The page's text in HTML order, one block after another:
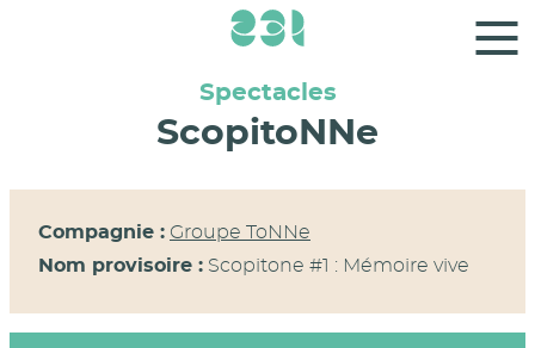
Panneau de gestion des cookies
Spectacles
ScopitoNNe
Compagnie : Groupe ToNNe
Nom provisoire : Scopitone #1 : Mémoire vive